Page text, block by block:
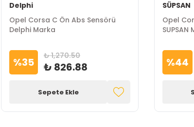
Delphi
Opel Corsa C Ön Abs Sensörü
Delphi Marka
%35 ₺ 1,270.50
₺ 826.88
Sepete Ekle
SÜPSAN
Opel
SUPSAN
%44